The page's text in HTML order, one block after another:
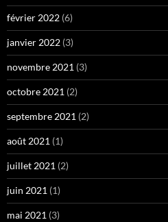
février 2022 (6)
janvier 2022 (3)
novembre 2021 (3)
octobre 2021 (2)
septembre 2021 (2)
août 2021 (1)
juillet 2021 (2)
juin 2021 (1)
mai 2021 (3)